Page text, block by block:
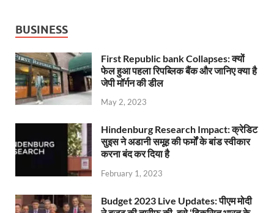
BUSINESS
First Republic bank Collapses: क्यों
फेल हुआ पहला रिपब्लिक बैंक और जानिए क्या है
जेपी मॉर्गन की डील
May 2, 2023
Hindenburg Research Impact: क्रेडिट
सुइस ने अडानी समूह की फर्मों के बांड स्वीकार
करना बंद कर दिया है
February 1, 2023
Budget 2023 Live Updates: पीएम मोदी